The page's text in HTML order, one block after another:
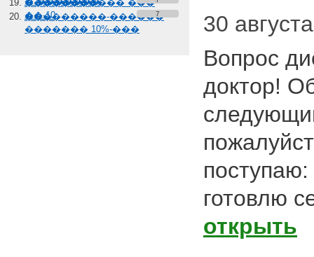
����������� ���
��-10
���������-������
������� 10%-���
7
30
Вопрос
доктор!
готовлю
открыть